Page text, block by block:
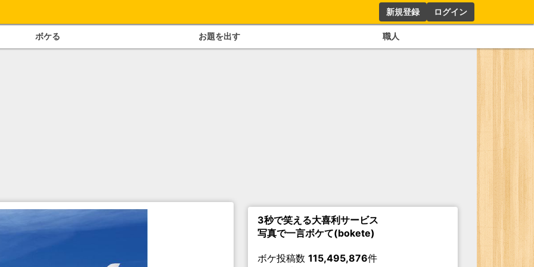
新規登録 ログイン
ボケる お題を出す 職人
3秒で笑える大喜利サービス
写真で一言ボケて(bokete)
ボケ投稿数 115,495,876件